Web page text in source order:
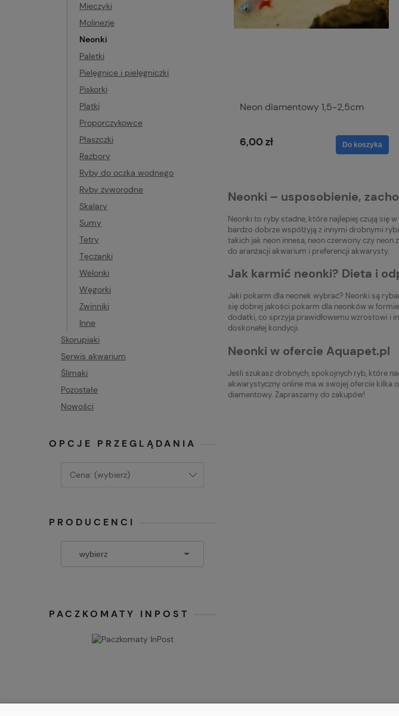
Mieczyki
Molinezje
Neonki
Paletki
Pielęgnice i pielęgniczki
Piskorki
Platki
Proporczykowce
Płaszczki
Razbory
Ryby do oczka wodnego
Ryby żyworodne
Skalary
Sumy
Tetry
Tęczanki
Welonki
Węgorki
Zwinniki
Inne
Skorupiaki
Serwis akwarium
Ślimaki
Pozostałe
Nowości
OPCJE PRZEGLĄDANIA
Cena: (wybierz)
PRODUCENCI
PACZKOMATY INPOST
Neon diamentowy 1,5-2,5cm
6,00 zł Do koszyka
Neonki – usposobienie,
Neonki to ryby stadne, które najlepiej czują się
bardzo dobrze współżyją z innymi drobnymi
takich jak neon innesa, neon czerwony czy
do aranżacji akwarium i preferencji akwarysty.
Jak karmić neonki? Dieta i
Jaki pokarm dla neonek wybrać? Neonki są
się dobrej jakości pokarm dla neonków w
dodatki, co sprzyja prawidłowemu wzrostowi i
doskonałej kondycji.
Neonki w ofercie Aquapet.pl
Jeśli szukasz drobnych, spokojnych ryb, które
akwarystyczny online ma w swojej ofercie kilka
diamentowy. Zapraszamy do zakupów!